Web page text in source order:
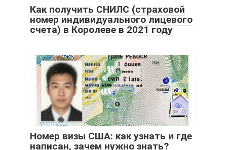
Как получить СНИЛС (страховой
номер индивидуального лицевого
счета) в Королеве в 2021 году
Номер визы США: как узнать и где
написан, зачем нужно знать?